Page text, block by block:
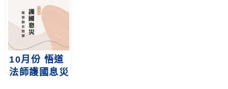
10月份 悟道
法師護國息災